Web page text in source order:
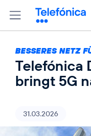
BESSERES NETZ
Telefónica
bringt 5G
31.03.2026